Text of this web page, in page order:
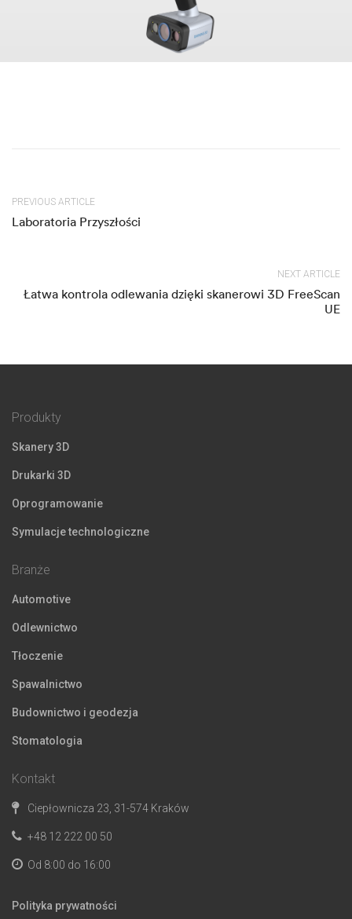
PREVIOUS ARTICLE
Laboratoria Przyszłości
NEXT ARTICLE
Łatwa kontrola odlewania dzięki skanerowi 3D FreeScan
UE
Produkty
Skanery 3D
Drukarki 3D
Oprogramowanie
Symulacje technologiczne
Branże
Automotive
Odlewnictwo
Tłoczenie
Spawalnictwo
Budownictwo i geodezja
Stomatologia
Kontakt
Ciepłownicza 23, 31-574 Kraków
+48 12 222 00 50
Od 8:00 do 16:00
Polityka prywatności